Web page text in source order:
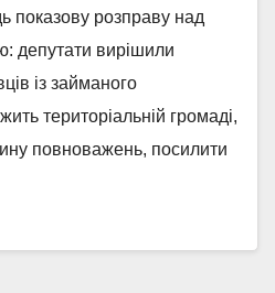
показову розправу над
депутати вирішили
із займаного
територіальній громаді,
повноважень, посилити